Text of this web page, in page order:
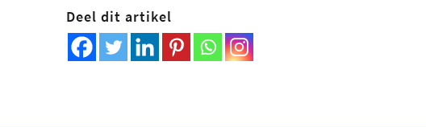
Deel dit artikel